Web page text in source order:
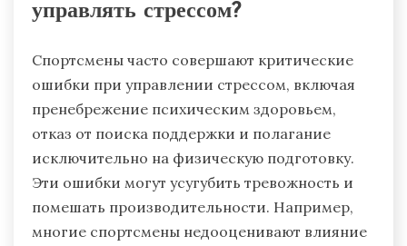
управлять стрессом?
Спортсмены часто совершают критические
ошибки при управлении стрессом, включая
пренебрежение психическим здоровьем,
отказ от поиска поддержки и полагание
исключительно на физическую подготовку.
Эти ошибки могут усугубить тревожность и
помешать производительности. Например,
многие спортсмены недооценивают влияние